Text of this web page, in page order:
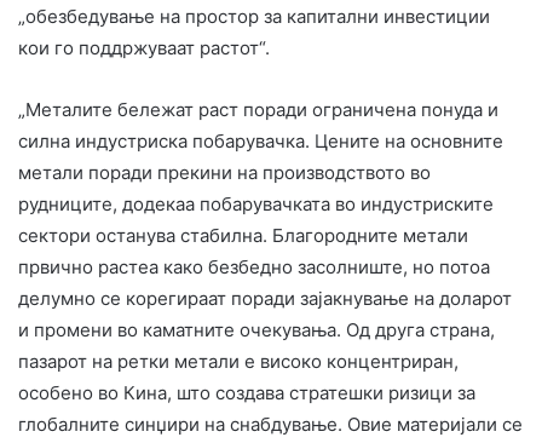
„обезбедување на простор за капитални инвестиции
кои го поддржуваат растот“.
„Металите бележат раст поради ограничена понуда и
силна индустриска побарувачка. Цените на основните
метали поради прекини на производството во
рудниците, додекаа побарувачката во индустриските
сектори останува стабилна. Благородните метали
првично растеа како безбедно засолниште, но потоа
делумно се корегираат поради зајакнување на доларот
и промени во каматните очекувања. Од друга страна,
пазарот на ретки метали е високо концентриран,
особено во Кина, што создава стратешки ризици за
глобалните синџири на снабдување. Овие материјали се